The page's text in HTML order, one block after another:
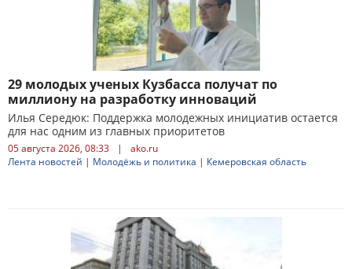
29 молодых ученых Кузбасса получат по
миллиону на разработку инноваций
Илья Середюк: Поддержка молодежных инициатив остается
для нас одним из главных приоритетов
05 августа 2026, 08:33 |
ako.ru
Лента новостей | Молодёжь и политика | Кемеровская область